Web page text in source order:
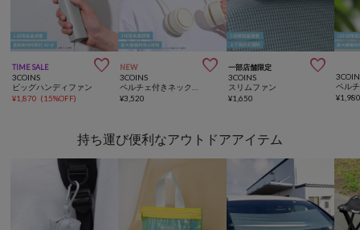
TIME SALE 
3COINS
ビッグハンディファン
¥1,870 (15%OFF)
NEW 
3COINS
¥3,520
一部店舗限定 
3COINS
スリムファン
¥1,650 ¥
持ち運び便利なアウトドアアイテム